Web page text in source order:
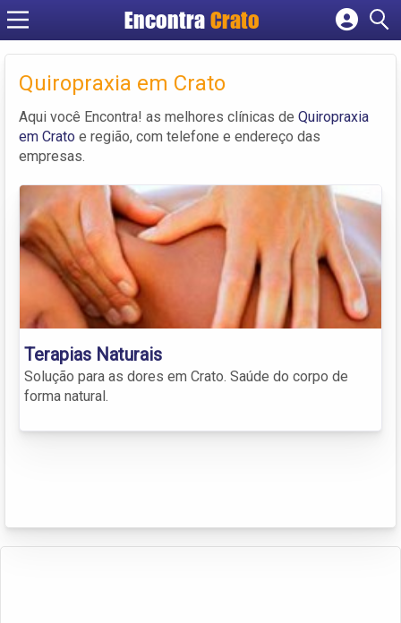
Encontra Crato
Cadastrar empresa
Criar conta
Quiropraxia em Crato
Aqui você Encontra! as melhores clínicas de Quiropraxia
em Crato e região, com telefone e endereço das
empresas.
Terapias Naturais
Solução para as dores em Crato. Saúde do corpo de
forma natural.